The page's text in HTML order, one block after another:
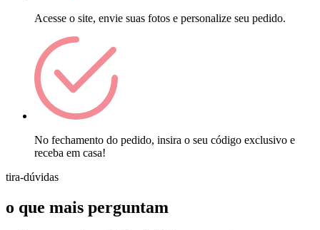
Acesse o site, envie suas fotos e personalize seu pedido.
No fechamento do pedido, insira o seu código exclusivo e
receba em casa!
tira-dúvidas
o que mais perguntam